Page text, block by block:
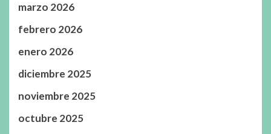
marzo 2026
febrero 2026
enero 2026
diciembre 2025
noviembre 2025
octubre 2025